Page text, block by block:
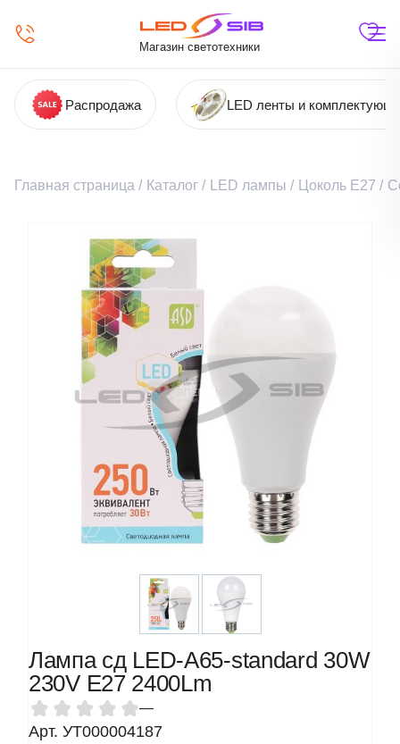
Магазин светотехники
Распродажа LED ленты и
Главная страница / Каталог / LED лампы / Цоколь Е27 /
Лампа сд LED-A65-standard 30W
230V Е27 2400Lm
—
Арт. УТ000004187